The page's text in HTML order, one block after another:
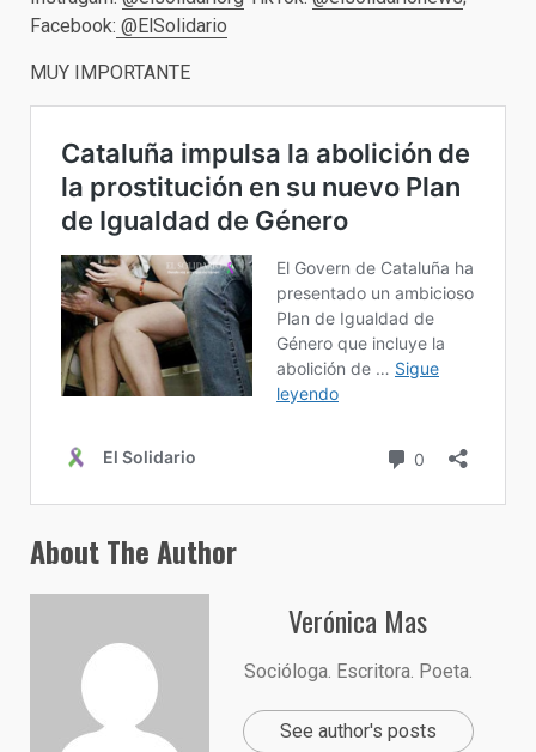
Facebook: @ElSolidario
MUY IMPORTANTE
About The Author
Verónica Mas
Socióloga. Escritora. Poeta.
See author's posts